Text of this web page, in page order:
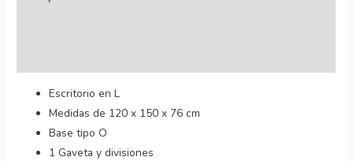
Escritorio en L
Medidas de 120 x 150 x 76 cm
Base tipo O
1 Gaveta y divisiones